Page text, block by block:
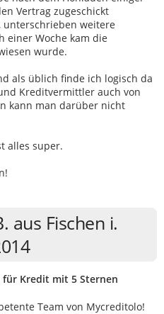
Vertrag zugeschickt
unterschrieben weitere
einer Woche kam die
wurde.
als üblich finde ich logisch da
Kreditvermittler auch von
kann man darüber nicht
alles super.
aus Fischen i.
Kredit mit 5 Sternen
Team von Mycreditolo!